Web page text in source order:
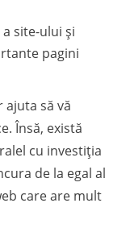
a site-ului și
pagini
ajuta să vă
Însă, există
cu investiția
de la egal al
care are mult